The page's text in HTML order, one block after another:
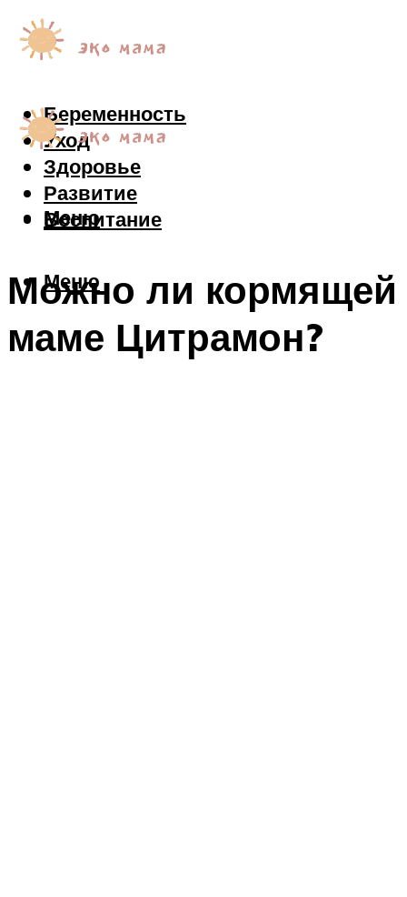
Беременность
Уход
Здоровье
Развитие
Воспитание
Меню
Меню
Можно ли кормящей
маме Цитрамон?